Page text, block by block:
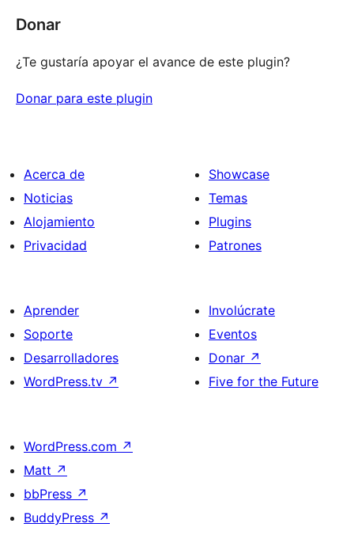
Donar
¿Te gustaría apoyar el avance de este plugin?
Donar para este plugin
Acerca de
Noticias
Alojamiento
Privacidad
Showcase
Temas
Plugins
Patrones
Aprender
Soporte
Desarrolladores
WordPress.tv ↗
Involúcrate
Eventos
Donar ↗
Five for the Future
WordPress.com ↗
Matt ↗
bbPress ↗
BuddyPress ↗